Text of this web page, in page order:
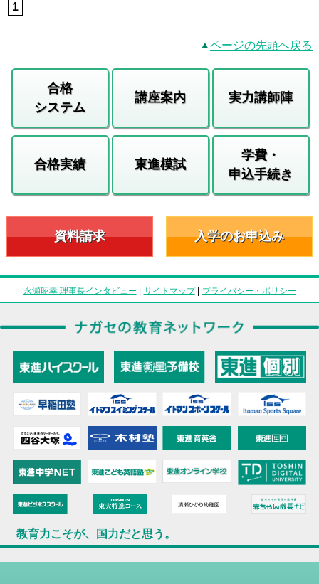
1
ページの先頭へ戻る
合格
システム
講座案内 実力講師陣
合格実績 東進模試
学費・
申込手続き
資料請求 入学のお申込み
永瀬昭幸 理事長インタビュー サイトマップ| プライバシー・ポリシー
教育力こそが、国力だと思う。